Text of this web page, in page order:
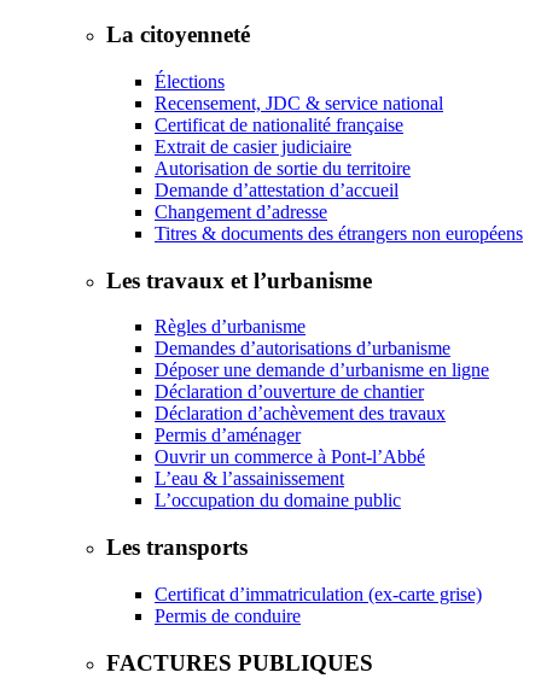
La citoyenneté
Élections
Recensement, JDC & service national
Certificat de nationalité française
Extrait de casier judiciaire
Autorisation de sortie du territoire
Demande d’attestation d’accueil
Changement d’adresse
Titres & documents des étrangers non européens
Les travaux et l’urbanisme
Règles d’urbanisme
Demandes d’autorisations d’urbanisme
Déposer une demande d’urbanisme en ligne
Déclaration d’ouverture de chantier
Déclaration d’achèvement des travaux
Permis d’aménager
Ouvrir un commerce à Pont-l’Abbé
L’eau & l’assainissement
L’occupation du domaine public
Les transports
Certificat d’immatriculation (ex-carte grise)
Permis de conduire
FACTURES PUBLIQUES